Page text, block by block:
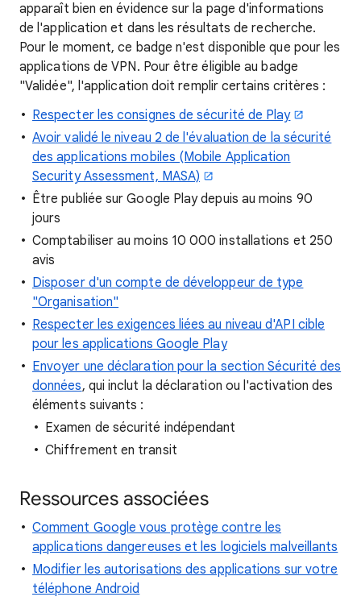
apparaît bien en évidence sur la page d'informations
de l'application et dans les résultats de recherche.
Pour le moment, ce badge n'est disponible que pour les
applications de VPN. Pour être éligible au badge
"Validée", l'application doit remplir certains critères :
Respecter les consignes de sécurité de Play
Avoir validé le niveau 2 de l'évaluation de la sécurité
des applications mobiles (Mobile Application
Security Assessment, MASA)
Être publiée sur Google Play depuis au moins 90
jours
Comptabiliser au moins 10 000 installations et 250
avis
Disposer d'un compte de développeur de type
"Organisation"
Respecter les exigences liées au niveau d'API cible
pour les applications Google Play
Envoyer une déclaration pour la section Sécurité des
données, qui inclut la déclaration ou l'activation des
éléments suivants :
Examen de sécurité indépendant
Chiffrement en transit
Ressources associées
Comment Google vous protège contre les
applications dangereuses et les logiciels malveillants
Modifier les autorisations des applications sur votre
téléphone Android